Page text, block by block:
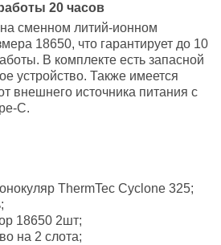
20 часов
сменном литий-ионном
18650, что гарантирует до 10
В комплекте есть запасной
устройство. Также имеется
внешнего источника питания с
C.
ThermTec Cyclone 325;
18650 2шт;
на 2 слота;